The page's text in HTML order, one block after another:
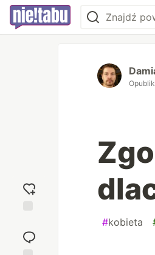
reakcję
#kobieta